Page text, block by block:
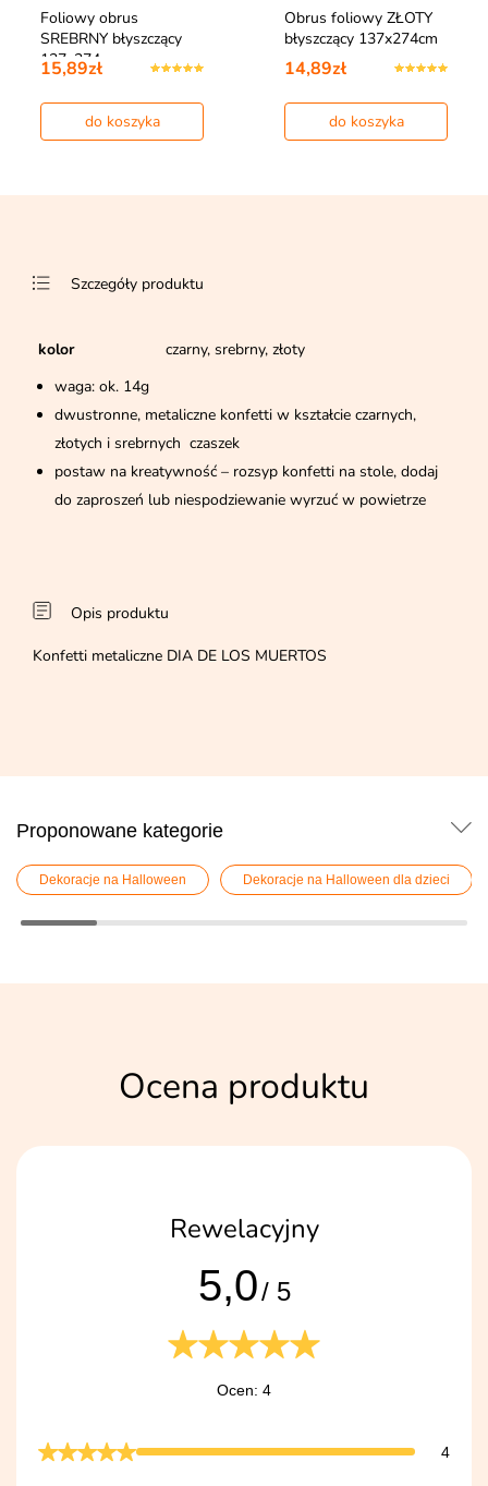
Foliowy obrus
SREBRNY błyszczący
137x274cm
15,89zł
do koszyka
Obrus foliowy ZŁOTY
błyszczący 137x274cm
14,89zł
do koszyka
Szczegóły produktu
kolor
czarny, srebrny, złoty
waga: ok. 14g
dwustronne, metaliczne konfetti w kształcie czarnych,
złotych i srebrnych czaszek
postaw na kreatywność – rozsyp konfetti na stole, dodaj
do zaproszeń lub niespodziewanie wyrzuć w powietrze
Opis produktu
Konfetti metaliczne DIA DE LOS MUERTOS
Proponowane kategorie
Dekoracje na Halloween Dekoracje na Halloween dla dzieci
Ocena produktu
Rewelacyjny
5,0/ 5
Ocen: 4
4